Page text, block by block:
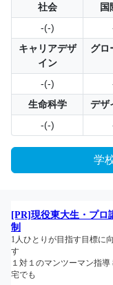
社会
国
-(-)
キャリアデザ
イン
グロ
-(-)
生命科学
デザ
-(-)
学